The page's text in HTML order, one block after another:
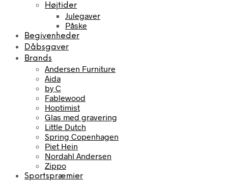
Højtider
Julegaver
Påske
Begivenheder
Dåbsgaver
Brands
Andersen Furniture
Aida
by C
Fablewood
Hoptimist
Glas med gravering
Little Dutch
Spring Copenhagen
Piet Hein
Nordahl Andersen
Zippo
Sportspræmier